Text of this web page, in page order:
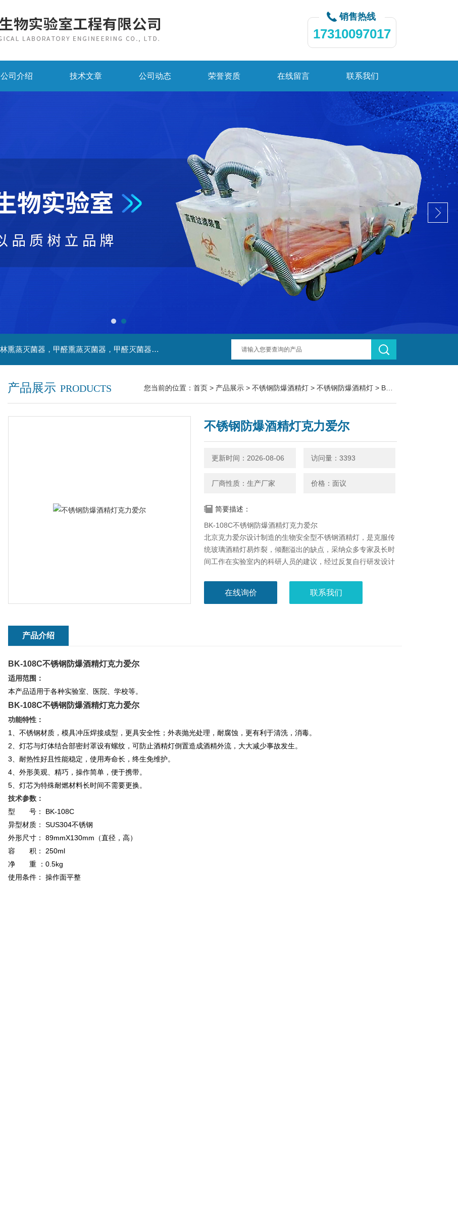
销售热线
17310097017
公司介绍 技术文章 公司动态 荣誉资质 在线留言 联系我们
主营产品：净化工程，生物安全实验室，福尔马林熏蒸灭菌器，甲醛熏蒸灭菌器，甲醛灭菌器，灭菌器，不锈钢家具，不锈钢防爆酒精灯，污水处理系统，无火焰高温灭菌器，净化工程，百级恒温实验室，洁净工程，
产品展示 PRODUCTS 您当前的位置： 首页 > 产品展示 > 不锈钢防爆酒精灯 > 不锈钢防爆酒精灯 > BK-108C不锈钢防爆酒精灯克力爱尔
不锈钢防爆酒精灯克力爱尔
更新时间：2026-08-06 访问量：3393
厂商性质：生产厂家 价格：面议
简要描述：
BK-108C不锈钢防爆酒精灯克力爱尔
北京克力爱尔设计制造的生物安全型不锈钢酒精灯，是克服传
统玻璃酒精灯易炸裂，倾翻溢出的缺点，采纳众多专家及长时
间工作在实验室内的科研人员的建议，经过反复自行研发设计
在线询价 联系我们
产品介绍
BK-108C不锈钢防爆酒精灯克力爱尔
适用范围：
本产品适用于各种实验室、医院、学校等。
BK-108C不锈钢防爆酒精灯克力爱尔
功能特性：
1、不锈钢材质，模具冲压焊接成型，更具安全性；外表抛光处理，耐腐蚀，更有利于清洗，消毒。
2、灯芯与灯体结合部密封罩设有螺纹，可防止酒精灯倒置造成酒精外流，大大减少事故发生。
3、耐热性好且性能稳定，使用寿命长，终生免维护。
4、外形美观、精巧，操作简单，便于携带。
5、灯芯为特殊耐燃材料长时间不需要更换。
技术参数：
型 号： BK-108C
异型材质： SUS304不锈钢
外形尺寸： 89mmX130mm（直径，高）
容 积： 250ml
净 重 ：0.5kg
使用条件： 操作面平整